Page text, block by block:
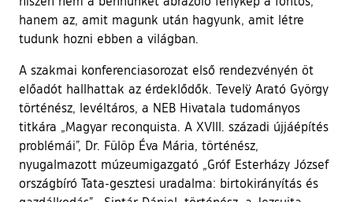
hanem az, amit magunk után hagyunk, amit létre
tudunk hozni ebben a világban.
A szakmai konferenciasorozat első rendezvényén öt
előadót hallhattak az érdeklődők. Tevelÿ Arató György
történész, levéltáros, a NEB Hivatala tudományos
titkára „Magyar reconquista. A XVIII. századi újjáépítés
problémái”, Dr. Fülöp Éva Mária, történész,
nyugalmazott múzeumigazgató „Gróf Esterházy József
országbíró Tata-gesztesi uradalma: birtokirányítás és